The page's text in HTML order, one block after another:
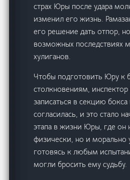
страх Юры после удара
изменил его жизнь.
его решение дать отпор,
возможных последствиях
хулиганов.
Чтобы подготовить Юру к
столкновениям,
записаться в секцию
согласилась, и это стало
этапа в жизни Юры, где он
физически, но и морально
готовясь к любым
могли бросить ему судьбу.